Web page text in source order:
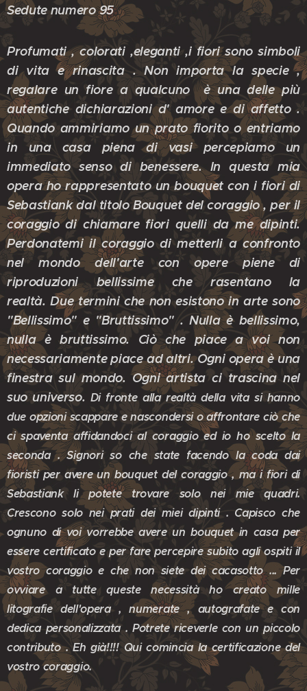
Sedute numero 95
Profumati , colorati ,eleganti ,i fiori sono simboli
di vita e rinascita . Non importa la specie ,
regalare un fiore a qualcuno è una delle più
autentiche dichiarazioni d' amore e di affetto .
Quando ammiriamo un prato fiorito o entriamo
in una casa piena di vasi percepiamo un
immediato senso di benessere. In questa mia
opera ho rappresentato un bouquet con i fiori di
Sebastiank dal titolo Bouquet del coraggio , per il
coraggio di chiamare fiori quelli da me dipinti.
Perdonatemi il coraggio di metterli a confronto
nel mondo dell'arte con opere piene di
riproduzioni bellissime che rasentano la
realtà.Due termini che non esistono in arte sono
"Bellissimo" e "Bruttissimo" . Nulla è bellissimo,
nulla è bruttissimo. Ciò che piace a voi non
necessariamente piace ad altri. Ogni opera è una
finestra sul mondo. Ogni artista ci trascina nel
suo universo. Di fronte alla realtà della vita si hanno
due opzioni scappare e nascondersi o affrontare ciò che
ci spaventa affidandoci al coraggio ed io ho scelto la
seconda . Signori so che state facendo la coda dai
fioristi per avere un bouquet del coraggio , ma i fiori di
Sebastiank li potete trovare solo nei mie quadri.
Crescono solo nei prati dei miei dipinti . Capisco che
ognuno di voi vorrebbe avere un bouquet in casa per
essere certificato e per fare percepire subito agli ospiti il
vostro coraggio e che non siete dei cacasotto ... Per
ovviare a tutte queste necessità ho creato mille
litografie dell'opera , numerate , autografate e con
dedica personalizzata . Potrete riceverle con un piccolo
contributo . Eh già!!!! Qui comincia la certificazione del
vostro coraggio.